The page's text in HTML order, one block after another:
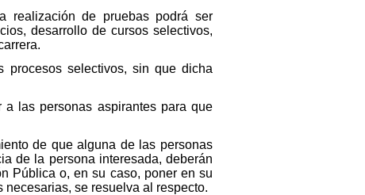
realización de pruebas podrá ser
desarrollo de cursos selectivos,
procesos selectivos, sin que dicha
las personas aspirantes para que
de que alguna de las personas
de la persona interesada, deberán
Pública o, en su caso, poner en su
se resuelva al respecto.